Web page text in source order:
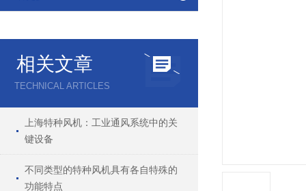
相关文章
TECHNICAL ARTICLES
上海特种风机：工业通风系统中的关
键设备
不同类型的特种风机具有各自特殊的
功能特点